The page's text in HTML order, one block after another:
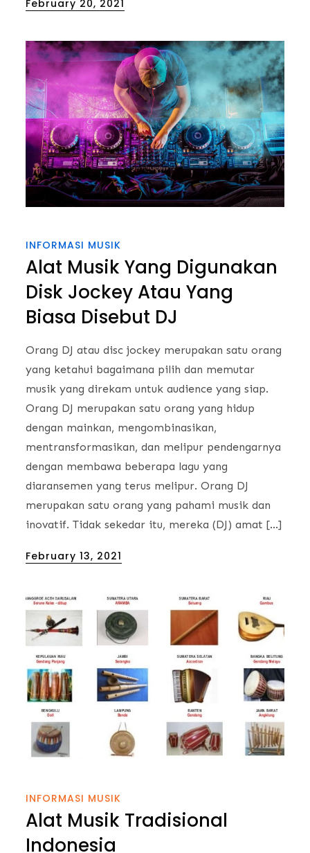
Posted
February 20, 2021
INFORMASI MUSIK
Alat Musik Yang Digunakan
Disk Jockey Atau Yang
Biasa Disebut DJ
Orang DJ atau disc jockey merupakan satu orang
yang ketahui bagaimana pilih dan memutar
musik yang direkam untuk audience yang siap.
Orang DJ merupakan satu orang yang hidup
dengan mainkan, mengombinasikan,
mentransformasikan, dan melipur pendengarnya
dengan membawa beberapa lagu yang
diaransemen yang terus melipur. Orang DJ
merupakan satu orang yang pahami musik dan
inovatif. Tidak sekedar itu, mereka (DJ) amat […]
Posted
February 13, 2021
INFORMASI MUSIK
Alat Musik Tradisional
Indonesia